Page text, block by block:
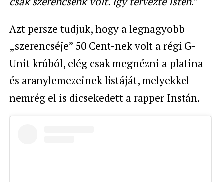
Azt persze tudjuk, hogy a legnagyobb
„szerencséje” 50 Cent-nek volt a régi G-
Unit krúból, elég csak megnézni a platina
és aranylemezeinek listáját, melyekkel
nemrég el is dicsekedett a rapper Instán.